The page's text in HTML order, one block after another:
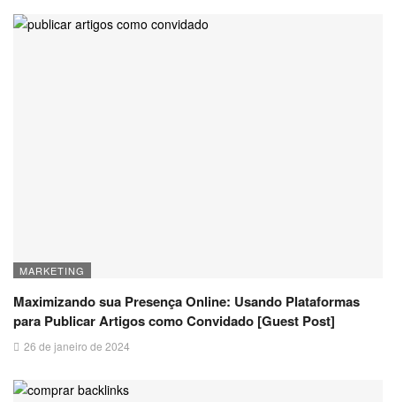
MARKETING
Maximizando sua Presença Online: Usando Plataformas
para Publicar Artigos como Convidado [Guest Post]
26 de janeiro de 2024